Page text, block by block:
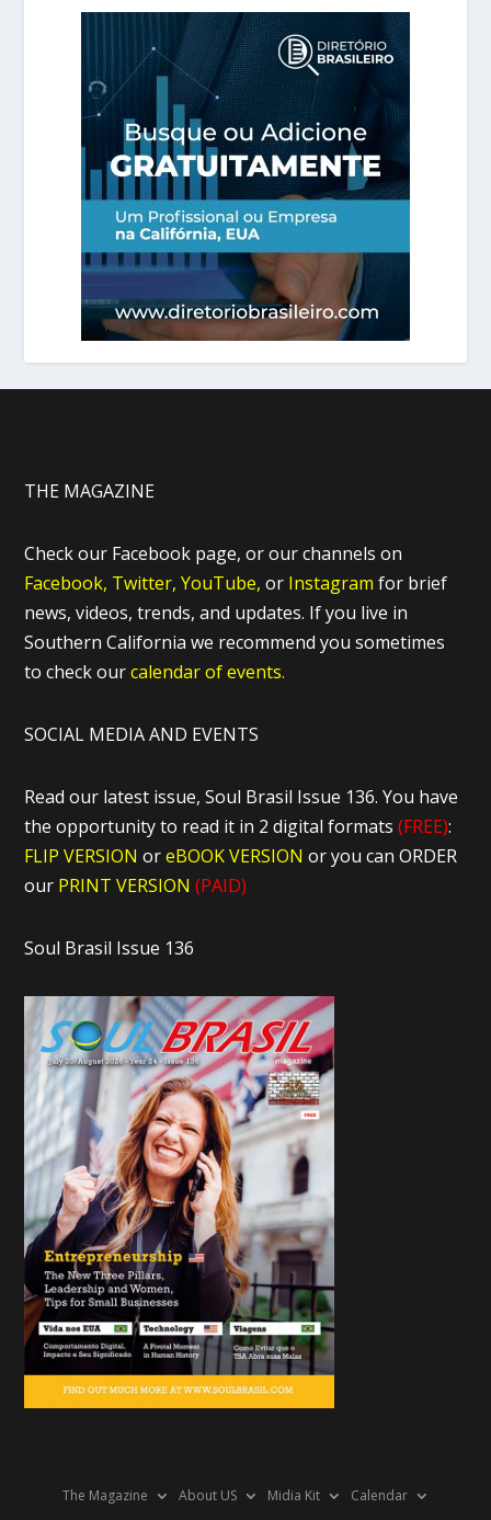
THE MAGAZINE
Check our Facebook page, or our channels on
Facebook, Twitter, YouTube, or Instagram for brief
news, videos, trends, and updates. If you live in
Southern California we recommend you sometimes
to check ourcalendar of events.
SOCIAL MEDIA AND EVENTS
Read our latest issue, Soul Brasil Issue 136. You have
the opportunity to read it in 2 digital formats(FREE):
FLIP VERSION oreBOOK VERSIONor you can ORDER
our PRINT VERSION (PAID)
Soul Brasil Issue 136
The Magazine About US Midia Kit Calendar